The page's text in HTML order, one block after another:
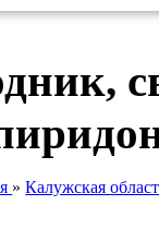
»Калужская